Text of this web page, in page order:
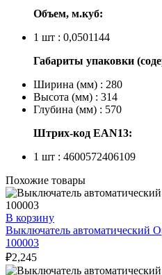
Объем, м.куб:
1 шт : 0,0501144
Габариты упаковки
Ширина (мм) : 280
Высота (мм) : 314
Глубина (мм) : 570
Штрих-код EAN13:
1 шт : 4600572406109
Похожие товары
В корзину
Выключатель автоматический
100003
₽2,245